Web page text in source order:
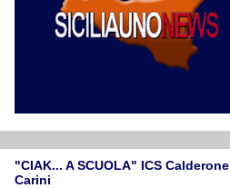
"CIAK... A SCUOLA" ICS Calderone
Carini